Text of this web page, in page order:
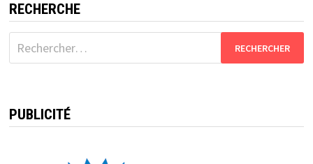
RECHERCHE
Rechercher :
PUBLICITÉ